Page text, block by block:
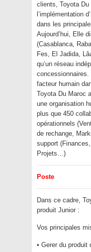
clients, Toyota Du
l’implémentation
dans les
Aujourd’hui, Elle
(Casablanca,
Fes, El Jadida,
qu’un réseau
concessionnaires.
facteur humain
Toyota Du Maroc
une organisation
plus que 450
opérationnels
de rechange,
support
Projets…)
Poste
Dans ce cadre,
produit Junior :
Vos principales
• Gerer du